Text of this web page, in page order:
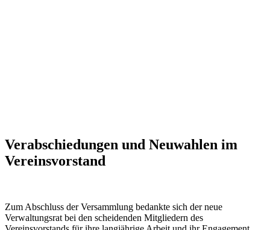
Verabschiedungen und Neuwahlen im
Vereinsvorstand
Zum Abschluss der Versammlung bedankte sich der neue
Verwaltungsrat bei den scheidenden Mitgliedern des